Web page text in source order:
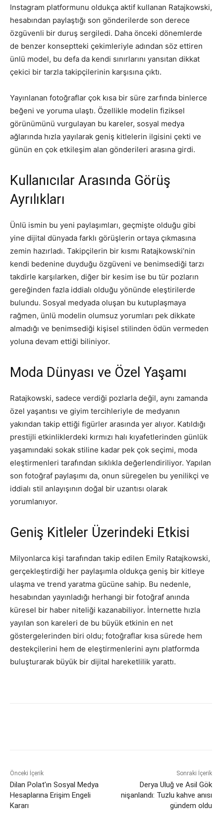
Instagram platformunu oldukça aktif kullanan Ratajkowski,
hesabından paylaştığı son gönderilerde son derece
özgüvenli bir duruş sergiledi. Daha önceki dönemlerde
de benzer konseptteki çekimleriyle adından söz ettiren
ünlü model, bu defa da kendi sınırlarını yansıtan dikkat
çekici bir tarzla takipçilerinin karşısına çıktı.
Yayınlanan fotoğraflar çok kısa bir süre zarfında binlerce
beğeni ve yoruma ulaştı. Özellikle modelin fiziksel
görünümünü vurgulayan bu kareler, sosyal medya
ağlarında hızla yayılarak geniş kitlelerin ilgisini çekti ve
günün en çok etkileşim alan gönderileri arasına girdi.
Kullanıcılar Arasında Görüş
Ayrılıkları
Ünlü ismin bu yeni paylaşımları, geçmişte olduğu gibi
yine dijital dünyada farklı görüşlerin ortaya çıkmasına
zemin hazırladı. Takipçilerin bir kısmı Ratajkowski’nin
kendi bedenine duyduğu özgüveni ve benimsediği tarzı
takdirle karşılarken, diğer bir kesim ise bu tür pozların
gereğinden fazla iddialı olduğu yönünde eleştirilerde
bulundu. Sosyal medyada oluşan bu kutuplaşmaya
rağmen, ünlü modelin olumsuz yorumları pek dikkate
almadığı ve benimsediği kişisel stilinden ödün vermeden
yoluna devam ettiği biliniyor.
Moda Dünyası ve Özel Yaşamı
Ratajkowski, sadece verdiği pozlarla değil, aynı zamanda
özel yaşantısı ve giyim tercihleriyle de medyanın
yakından takip ettiği figürler arasında yer alıyor. Katıldığı
prestijli etkinliklerdeki kırmızı halı kıyafetlerinden günlük
yaşamındaki sokak stiline kadar pek çok seçimi, moda
eleştirmenleri tarafından sıklıkla değerlendiriliyor. Yapılan
son fotoğraf paylaşımı da, onun süregelen bu yenilikçi ve
iddialı stil anlayışının doğal bir uzantısı olarak
yorumlanıyor.
Geniş Kitleler Üzerindeki Etkisi
Milyonlarca kişi tarafından takip edilen Emily Ratajkowski,
gerçekleştirdiği her paylaşımla oldukça geniş bir kitleye
ulaşma ve trend yaratma gücüne sahip. Bu nedenle,
hesabından yayınladığı herhangi bir fotoğraf anında
küresel bir haber niteliği kazanabiliyor. İnternette hızla
yayılan son kareleri de bu büyük etkinin en net
göstergelerinden biri oldu; fotoğraflar kısa sürede hem
destekçilerini hem de eleştirmenlerini aynı platformda
buluşturarak büyük bir dijital hareketlilik yarattı.
Önceki İçerik
Dilan Polat’ın Sosyal Medya
Hesaplarına Erişim Engeli
Kararı
Sonraki İçerik
Derya Uluğ ve Asil Gök
nişanlandı: Tuzlu kahve anısı
gündem oldu